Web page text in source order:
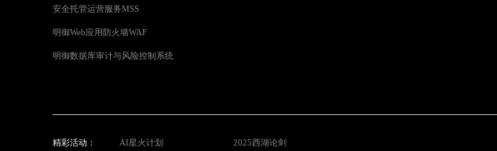
安全托管运营服务MSS
明御Web应用防火墙WAF
明御数据库审计与风险控制系统
精彩活动： AI星火计划 2025西湖论剑